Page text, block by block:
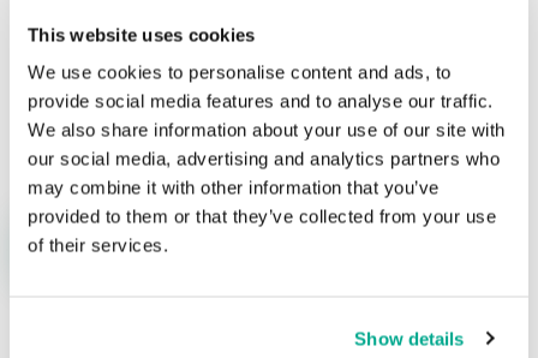
This website uses cookies
We use cookies to personalise content and ads, to
provide social media features and to analyse our traffic.
We also share information about your use of our site with
our social media, advertising and analytics partners who
may combine it with other information that you’ve
provided to them or that they’ve collected from your use
of their services.
Show details
Nombre* Correo electrónico*